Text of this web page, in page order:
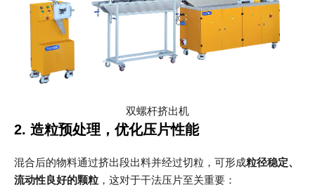
双螺杆挤出机
2. 造粒预处理，优化压片性能
混合后的物料通过挤出段出料并经过切粒，可形成粒径稳定、
流动性良好的颗粒 ，这对于干法压片至关重要：